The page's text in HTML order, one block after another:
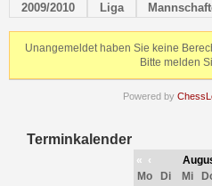
2009/2010 Liga
Unangemeldet haben Sie keine
Bitte melden
Powered by
Terminkalender
« ‹
Mo
Di Mi